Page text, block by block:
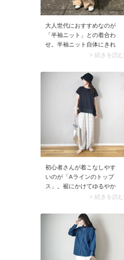
大人世代におすすめなのが
「半袖ニット」との着合わ
せ。半袖ニット自体にきれ
いめ感があるので、合わせ
決まります。加えておすす
めなのが、半袖ニットを白or
黒で取り入れること。ベー
ジュ色パンツを上品に着こ
なせますよ。
> 続きを読む
初心者さんが着こなしやす
いのが「Aラインのトップ
ス」。裾にかけてゆるやか
に広がり、気になるウエス
ーできます。加えて40代50
代は生地感にハリがあるも
のを選ぶのがおすすめ。例
えばハリ素材のプルオーバ
ーはボディラインを拾わ
> 続きを読む